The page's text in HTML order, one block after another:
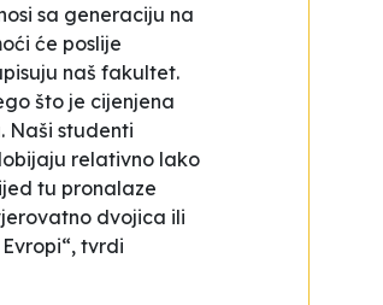
sa generaciju na
će poslije
naš fakultet.
što je cijenjena
Naši studenti
relativno lako
tu pronalaze
dvojica ili
tvrdi